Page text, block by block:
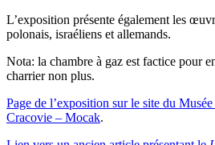
L’exposition présente également les
polonais, israéliens et allemands.
Nota: la chambre à gaz est factice pour
charrier non plus.
Page de l’exposition sur le site du
Cracovie – Mocak.